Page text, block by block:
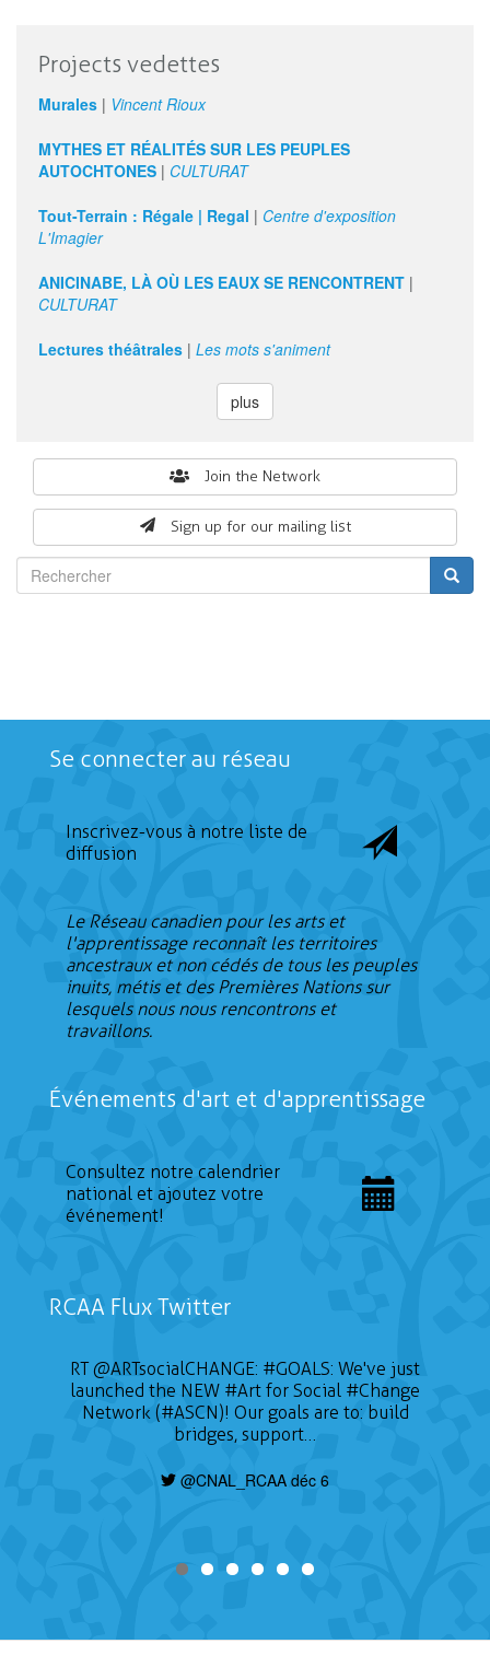
Projects vedettes
Murales | Vincent Rioux
MYTHES ET RÉALITÉS SUR LES PEUPLES
AUTOCHTONES | CULTURAT
Tout-Terrain : Régale | Regal | Centre d'exposition
L'Imagier
ANICINABE, LÀ OÙ LES EAUX SE RENCONTRENT |
CULTURAT
Lectures théâtrales | Les mots s'animent
plus
Join the Network
Sign up for our mailing list
form
Se connecter au réseau
Inscrivez-vous à notre liste de
diffusion
Le Réseau canadien pour les arts et
l'apprentissage reconnaît les territoires
ancestraux et non cédés de tous les peuples
inuits, métis et des Premières Nations sur
lesquels nous nous rencontrons et
travaillons.
Événements d'art et d'apprentissage
Consultez notre calendrier
national et ajoutez votre
événement!
RCAA Flux Twitter
RT@ARTsocialCHANGE: #GOALS: We've just
launched the NEW #Art for Social #Change
Network (#ASCN)! Our goals are to: build
bridges, support…
@CNAL_RCAA déc 6